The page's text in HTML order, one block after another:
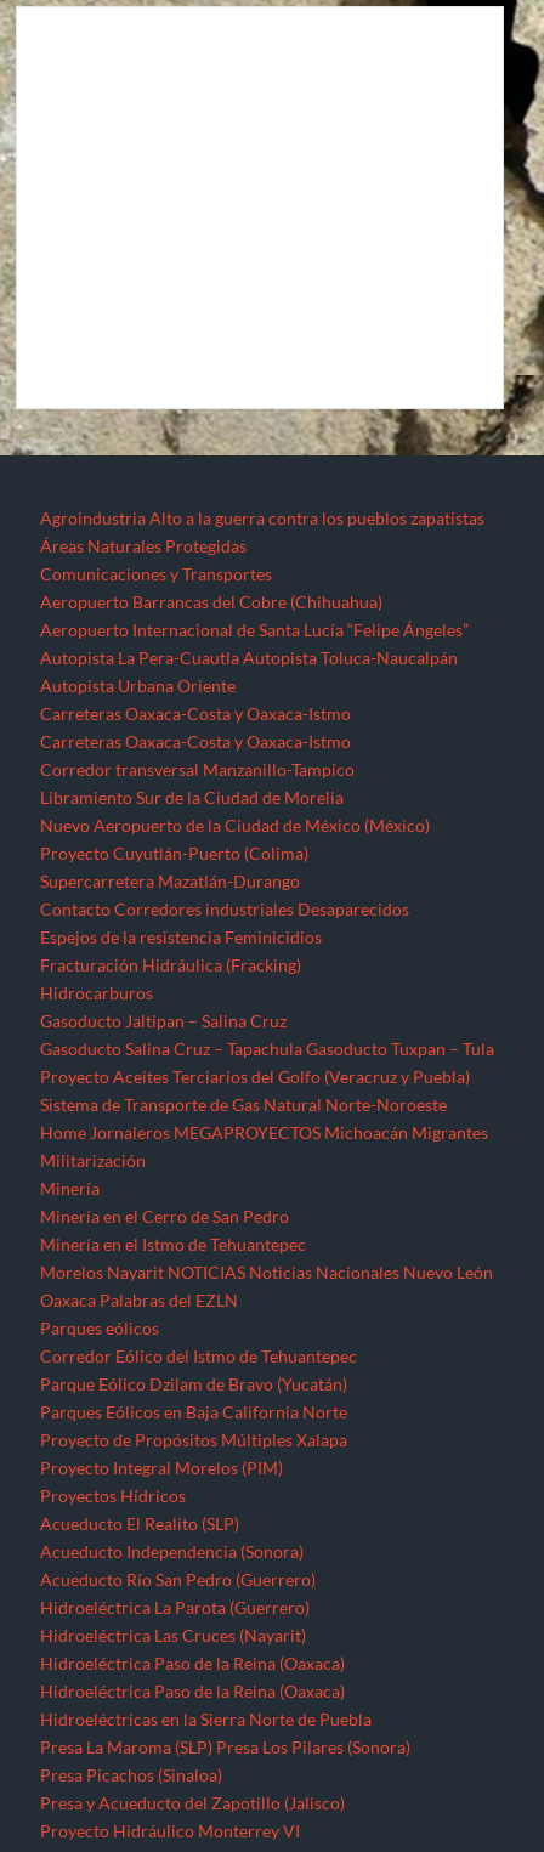
Agroindustria Alto a la guerra contra los pueblos zapatistas
Áreas Naturales Protegidas
Comunicaciones y Transportes
Aeropuerto Barrancas del Cobre (Chihuahua)
Aeropuerto Internacional de Santa Lucía “Felipe Ángeles”
Autopista La Pera-Cuautla Autopista Toluca-Naucalpán
Autopista Urbana Oriente
Carreteras Oaxaca-Costa y Oaxaca-Istmo
Carreteras Oaxaca-Costa y Oaxaca-Istmo
Corredor transversal Manzanillo-Tampico
Libramiento Sur de la Ciudad de Morelia
Nuevo Aeropuerto de la Ciudad de México (México)
Proyecto Cuyutlán-Puerto (Colima)
Supercarretera Mazatlán-Durango
Contacto Corredores industriales Desaparecidos
Espejos de la resistencia Feminicidios
Fracturación Hidráulica (Fracking)
Hidrocarburos
Gasoducto Jaltipan – Salina Cruz
Gasoducto Salina Cruz – Tapachula Gasoducto Tuxpan – Tula
Proyecto Aceites Terciarios del Golfo (Veracruz y Puebla)
Sistema de Transporte de Gas Natural Norte-Noroeste
Home Jornaleros MEGAPROYECTOS Michoacán Migrantes
Militarización
Minería
Minería en el Cerro de San Pedro
Minería en el Istmo de Tehuantepec
Morelos Nayarit NOTICIAS Noticias Nacionales Nuevo León
Oaxaca Palabras del EZLN
Parques eólicos
Corredor Eólico del Istmo de Tehuantepec
Parque Eólico Dzilam de Bravo (Yucatán)
Parques Eólicos en Baja California Norte
Proyecto de Propósitos Múltiples Xalapa
Proyecto Integral Morelos (PIM)
Proyectos Hídricos
Acueducto El Realito (SLP)
Acueducto Independencia (Sonora)
Acueducto Río San Pedro (Guerrero)
Hidroeléctrica La Parota (Guerrero)
Hidroeléctrica Las Cruces (Nayarit)
Hidroeléctrica Paso de la Reina (Oaxaca)
Hidroeléctrica Paso de la Reina (Oaxaca)
Hidroeléctricas en la Sierra Norte de Puebla
Presa La Maroma (SLP) Presa Los Pilares (Sonora)
Presa Picachos (Sinaloa)
Presa y Acueducto del Zapotillo (Jalisco)
Proyecto Hidráulico Monterrey VI